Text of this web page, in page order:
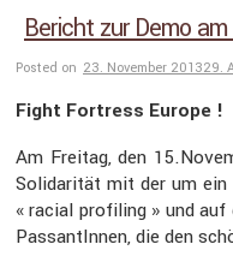
Bericht zur Demo
Posted on 23. November 201329.
Fight Fortress Europe !
Am Freitag, den
Solida­rität mit der um ein
« racial profiling » und
Passan­tInnen, die den